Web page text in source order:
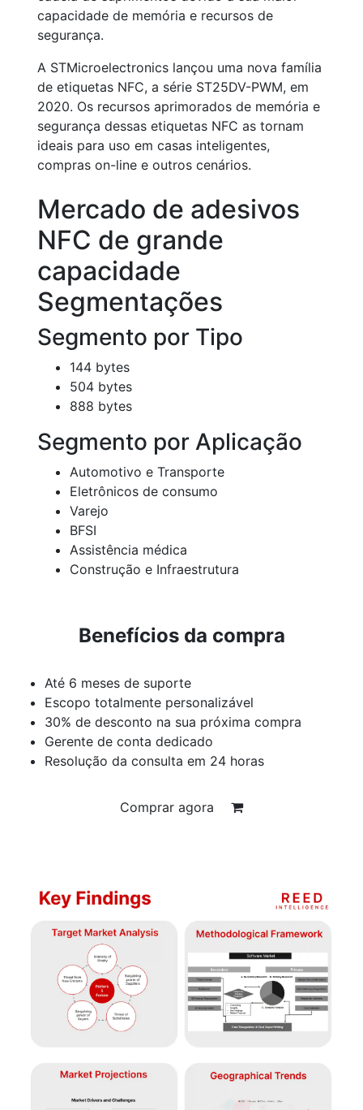
capacidade de memória e recursos de
segurança.
A STMicroelectronics lançou uma nova família
de etiquetas NFC, a série ST25DV-PWM, em
2020. Os recursos aprimorados de memória e
segurança dessas etiquetas NFC as tornam
ideais para uso em casas inteligentes,
compras on-line e outros cenários.
Mercado de adesivos
NFC de grande
capacidade
Segmentações
Segmento por Tipo
144 bytes
504 bytes
888 bytes
Segmento por Aplicação
Automotivo e Transporte
Eletrônicos de consumo
Varejo
BFSI
Assistência médica
Construção e Infraestrutura
Benefícios da compra
Até 6 meses de suporte
Escopo totalmente personalizável
30% de desconto na sua próxima compra
Gerente de conta dedicado
Resolução da consulta em 24 horas
Comprar agora